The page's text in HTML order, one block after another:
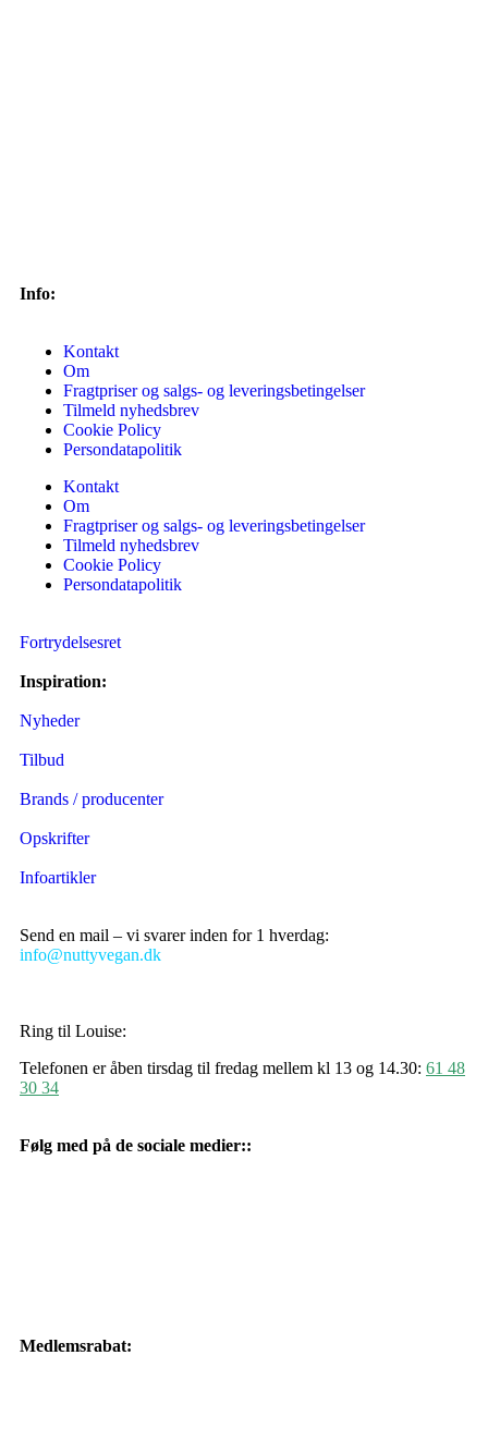
Info:
Kontakt
Om
Fragtpriser og salgs- og leveringsbetingelser
Tilmeld nyhedsbrev
Cookie Policy
Persondatapolitik
Kontakt
Om
Fragtpriser og salgs- og leveringsbetingelser
Tilmeld nyhedsbrev
Cookie Policy
Persondatapolitik
Fortrydelsesret
Inspiration:
Nyheder
Tilbud
Brands / producenter
Opskrifter
Infoartikler
Send en mail – vi svarer inden for 1 hverdag:
info@nuttyvegan.dk
Ring til Louise:
Telefonen er åben tirsdag til fredag mellem kl 13 og 14.30: 61 48
30 34
Følg med på de sociale medier::
Medlemsrabat: